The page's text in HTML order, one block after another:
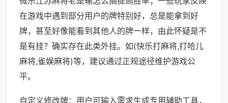
在游戏中遇到部分用户的牌特别好，总是能拿到好
牌，甚至好像能看到其他人的牌一样，由此怀疑是不
是有挂？确实存在此类外挂。如(快乐打麻将,打哈儿
麻将,雀娱麻将)等，建议通过正规途径维护游戏公
平。
自定义修改牌：用户可输入需求生成专用辅助工具，